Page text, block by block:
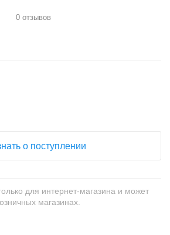
0 отзывов
о поступлении
для интернет-магазина и может
магазинах.